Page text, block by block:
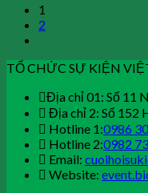
1
2
TỔ CHỨC SỰ KIỆN
Địa chỉ 01: Số 11
Địa chỉ 2: Số 152
Hotline 1:0986
Hotline 2:0982
Email:
Website: